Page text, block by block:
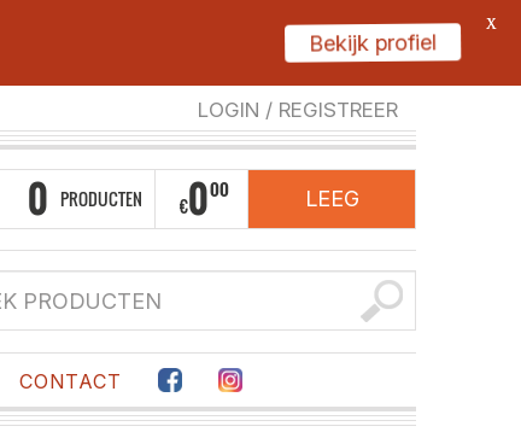
LOGIN / REGISTREER
0 PRODUCTEN €000 LEEG
CONTACT
Bekijk profiel
X